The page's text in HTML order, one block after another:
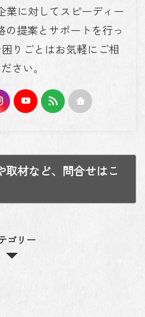
業に対してスピーディー
の提案とサポートを行っ
りごとはお気軽にご相
さい。
取材など、問合せはこ
ゴリー